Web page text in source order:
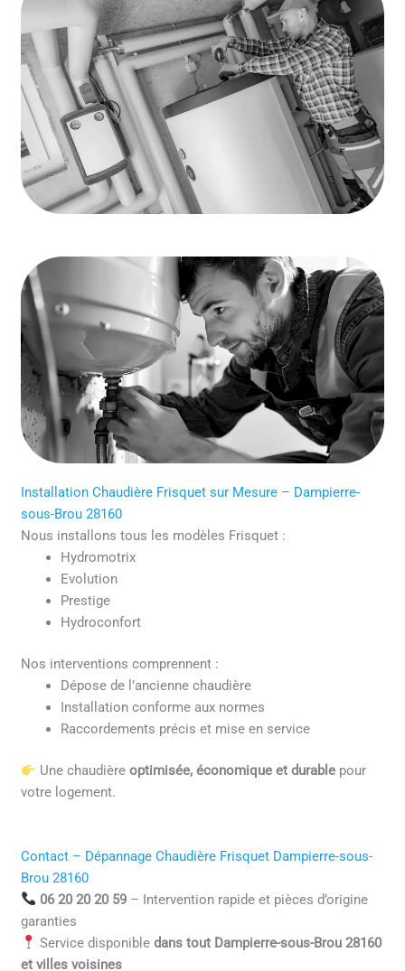
Installation Chaudière Frisquet sur Mesure – Dampierre-
sous-Brou 28160
Nous installons tous les modèles Frisquet :
Hydromotrix
Evolution
Prestige
Hydroconfort
Nos interventions comprennent :
Dépose de l’ancienne chaudière
Installation conforme aux normes
Raccordements précis et mise en service
Une chaudière optimisée, économique et durablepour
votre logement.
Contact – Dépannage Chaudière Frisquet Dampierre-sous-
Brou 28160
06 20 20 20 59– Intervention rapide et pièces d’origine
garanties
Service disponible dans tout Dampierre-sous-Brou 28160
et villes voisines